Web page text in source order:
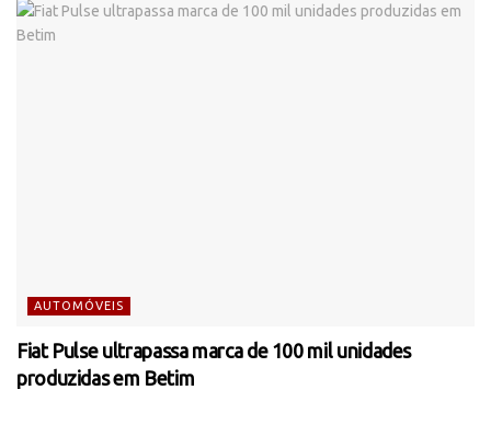
AUTOMÓVEIS
Fiat Pulse ultrapassa marca de 100 mil unidades
produzidas em Betim